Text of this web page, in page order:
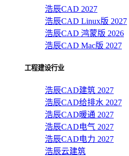
浩辰CAD 2027
浩辰CAD Linux版 2027
浩辰CAD 鸿蒙版 2026
浩辰CAD Mac版 2027
工程建设行业
浩辰CAD建筑 2027
浩辰CAD给排水 2027
浩辰CAD暖通 2027
浩辰CAD电气 2027
浩辰CAD电力 2027
浩辰云建筑